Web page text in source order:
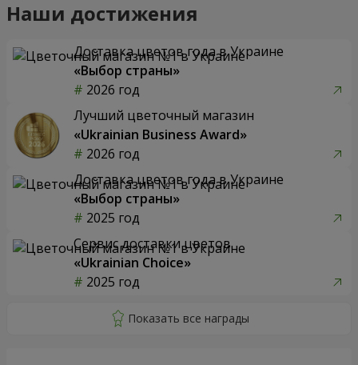
Наши достижения
Доставка цветов года в Украине
«Выбор страны»
2026 год
Лучший цветочный магазин
«Ukrainian Business Award»
2026 год
Доставка цветов года в Украине
«Выбор страны»
2025 год
Сервис доставки цветов
«Ukrainian Choice»
2025 год